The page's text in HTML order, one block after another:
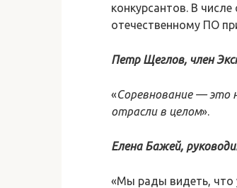
конкурсантов. В
отечественному ПО
Петр Щеглов, член
«Соревнование — это
отрасли в целом».
Елена Бажей,
«Мы рады видеть, что